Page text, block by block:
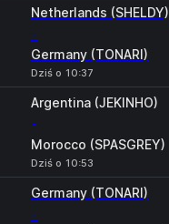
Netherlands (SHELDY)
-
Germany (TONARI)
Dziś o 10:37
Argentina (JEKINHO)
-
Morocco (SPASGREY)
Dziś o 10:53
Germany (TONARI)
-